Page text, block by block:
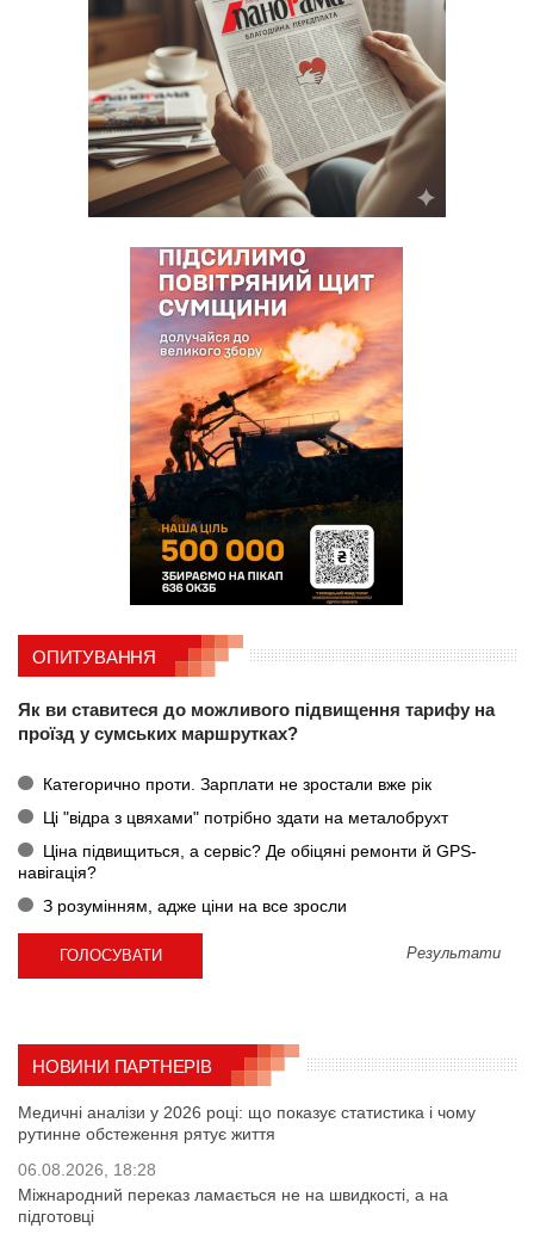
ОПИТУВАННЯ
Як ви ставитеся до можливого підвищення тарифу на
проїзд у сумських маршрутках?
Категорично проти. Зарплати не зростали вже рік
Ці "відра з цвяхами" потрібно здати на металобрухт
Ціна підвищиться, а сервіс? Де обіцяні ремонти й GPS-
навігація?
З розумінням, адже ціни на все зросли
Результати
НОВИНИ ПАРТНЕРІВ
Медичні аналізи у 2026 році: що показує статистика і чому
рутинне обстеження рятує життя
06.08.2026, 18:28
Міжнародний переказ ламається не на швидкості, а на
підготовці